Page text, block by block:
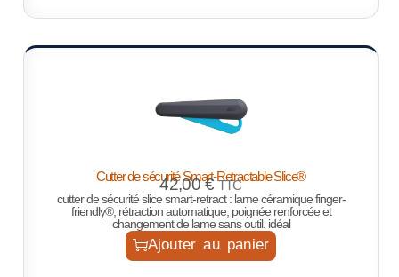
Cutter de sécurité Smart-Retractable Slice®
42,00€ TTC
cutter de sécurité slice smart-retract : lame céramique finger-
friendly®, rétraction automatique, poignée renforcée et
changement de lame sans outil. idéal
Ajouter au panier